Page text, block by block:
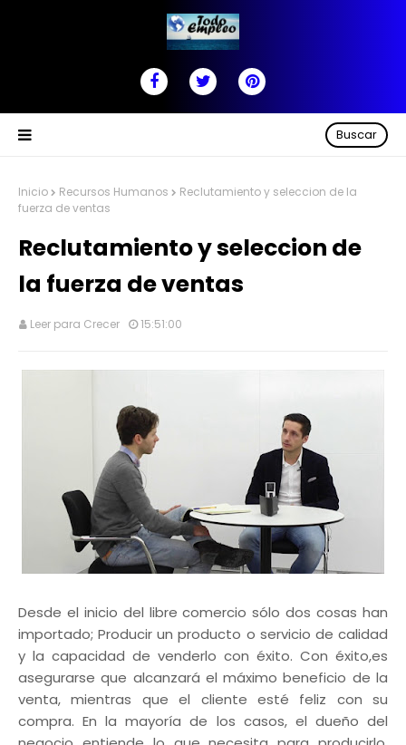
Buscar
Inicio Recursos Humanos
Reclutamiento y seleccion de la
fuerza de ventas
Reclutamiento y seleccion de
la fuerza de ventas
Leer para Crecer 15:51:00
Desde el inicio del libre comercio sólo dos cosas han
importado; Producir un producto o servicio de calidad
y la capacidad de venderlo con éxito. Con éxito,es
asegurarse que alcanzará el máximo beneficio de la
venta, mientras que el cliente esté feliz con su
compra. En la mayoría de los casos, el dueño del